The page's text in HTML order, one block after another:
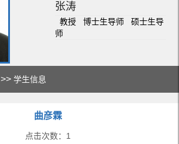
张涛
教授 博士生导师 硕士生导
师
>>学生信息
曲彦霖
点击次数： 1